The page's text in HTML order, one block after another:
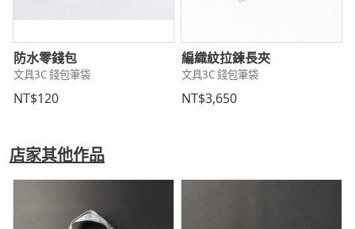
防水零錢包
文具3C 錢包筆袋
NT$120
編織紋拉鍊長夾
文具3C 錢包筆袋
NT$3,650
店家其他作品